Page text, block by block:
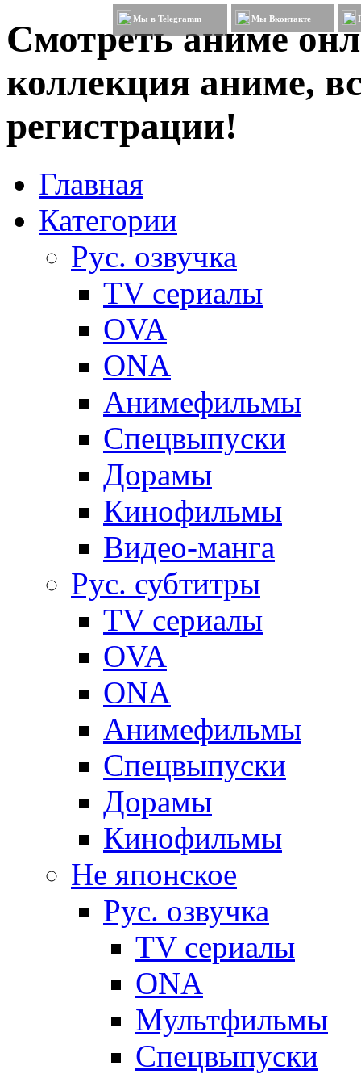
Смотреть аниме
коллекция аниме,
регистрации!
Мы в Telegramm Мы Вконтакте
Главная
Категории
Рус. озвучка
TV сериалы
OVA
ONA
Анимефильмы
Спецвыпуски
Дорамы
Кинофильмы
Видео-манга
Рус. субтитры
TV сериалы
OVA
ONA
Анимефильмы
Спецвыпуски
Дорамы
Кинофильмы
Не японское
Рус. озвучка
TV сериалы
ONA
Мультфильмы
Спецвыпуски